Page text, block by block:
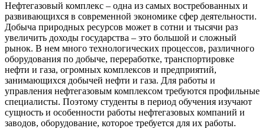
Нефтегазовый комплекс – одна из самых востребованных и
развивающихся в современной экономике сфер деятельности.
Добыча природных ресурсов может в сотни и тысячи раз
увеличить доходы государства – это большой и сложный
рынок. В нем много технологических процессов, различного
оборудования по добыче, переработке, транспортировке
нефти и газа, огромных комплексов и предприятий,
занимающихся добычей нефти и газа. Для работы и
управления нефтегазовым комплексом требуются профильные
специалисты. Поэтому студенты в период обучения изучают
сущность и особенности работы нефтегазовых компаний и
заводов, оборудование, которое требуется для их работы.